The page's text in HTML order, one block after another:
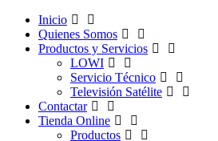
Inicio
Quienes Somos
Productos y Servicios
LOWI
Servicio Técnico
Televisión Satélite
Contactar
Tienda Online
Productos